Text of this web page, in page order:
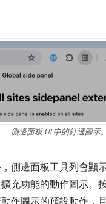
側邊面板 UI 中的釘選圖示。
側邊面板工具列會顯
充功能的動作圖示。
作圖示的預設動作，